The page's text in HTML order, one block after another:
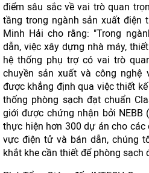
điểm sâu sắc về vai trò quan
tầng trong ngành sản xuất điện
Minh Hải cho rằng: "Trong
dẫn, việc xây dựng nhà máy,
hệ thống phụ trợ có vai trò
chuyền sản xuất và công nghệ
được khẳng định qua việc thiết
thống phòng sạch đạt chuẩn
giới được chứng nhận bởi NEBB
thực hiện hơn 300 dự án cho các
vực điện tử và bán dẫn, chúng
khắt khe cần thiết để phòng sạch